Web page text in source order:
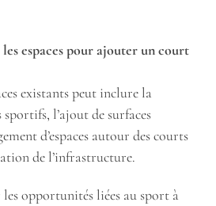
espaces pour ajouter un court
existants peut inclure la
l’ajout de surfaces
d’espaces autour des courts
de l’infrastructure.
opportunités liées au sport à